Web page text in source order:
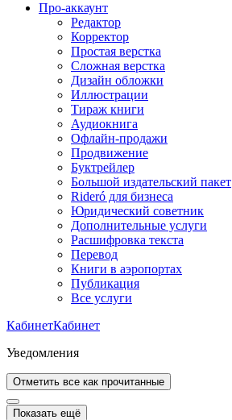
Про-аккаунт
Редактор
Корректор
Простая верстка
Сложная верстка
Дизайн обложки
Иллюстрации
Тираж книги
Аудиокнига
Офлайн-продажи
Продвижение
Буктрейлер
Большой издательский пакет
Rideró для бизнеса
Юридический советник
Дополнительные услуги
Расшифровка текста
Перевод
Книги в аэропортах
Публикация
Все услуги
КабинетКабинет
Уведомления
Отметить все как прочитанные
Показать ещё